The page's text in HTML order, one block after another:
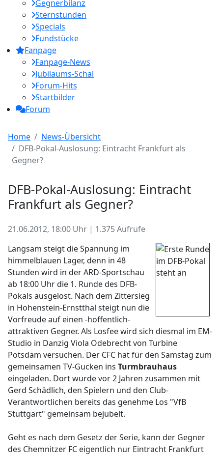
Gegnerbilanz
Sternstunden
Specials
Fundstücke
Fanpage
Fanpage-News
Jubiläums-Schal
Forum-Hits
Startbilder
Forum
Home
News-Übersicht
DFB-Pokal-Auslosung: Eintracht Frankfurt als
Gegner?
DFB-Pokal-Auslosung: Eintracht
Frankfurt als Gegner?
21.06.2012, 18:00 Uhr | 1.375 Aufrufe
Langsam steigt die Spannung im
himmelblauen Lager, denn in 48
Stunden wird in der ARD-Sportschau
ab 18:00 Uhr die 1. Runde des DFB-
Pokals ausgelost. Nach dem Zittersieg
in Hohenstein-Ernstthal steigt nun die
Vorfreude auf einen -hoffentlich-
attraktiven Gegner. Als Losfee wird sich diesmal im EM-
Studio in Danzig Viola Odebrecht von Turbine
Potsdam versuchen. Der CFC hat für den Samstag zum
gemeinsamen TV-Gucken ins Turmbrauhaus
eingeladen. Dort wurde vor 2 Jahren zusammen mit
Gerd Schädlich, den Spielern und den Club-
Verantwortlichen bereits das genehme Los "VfB
Stuttgart" gemeinsam bejubelt.
Geht es nach dem Gesetz der Serie, kann der Gegner
des Chemnitzer FC eigentlich nur Eintracht Frankfurt